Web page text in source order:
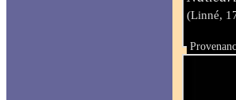
(Linné,
Taille :